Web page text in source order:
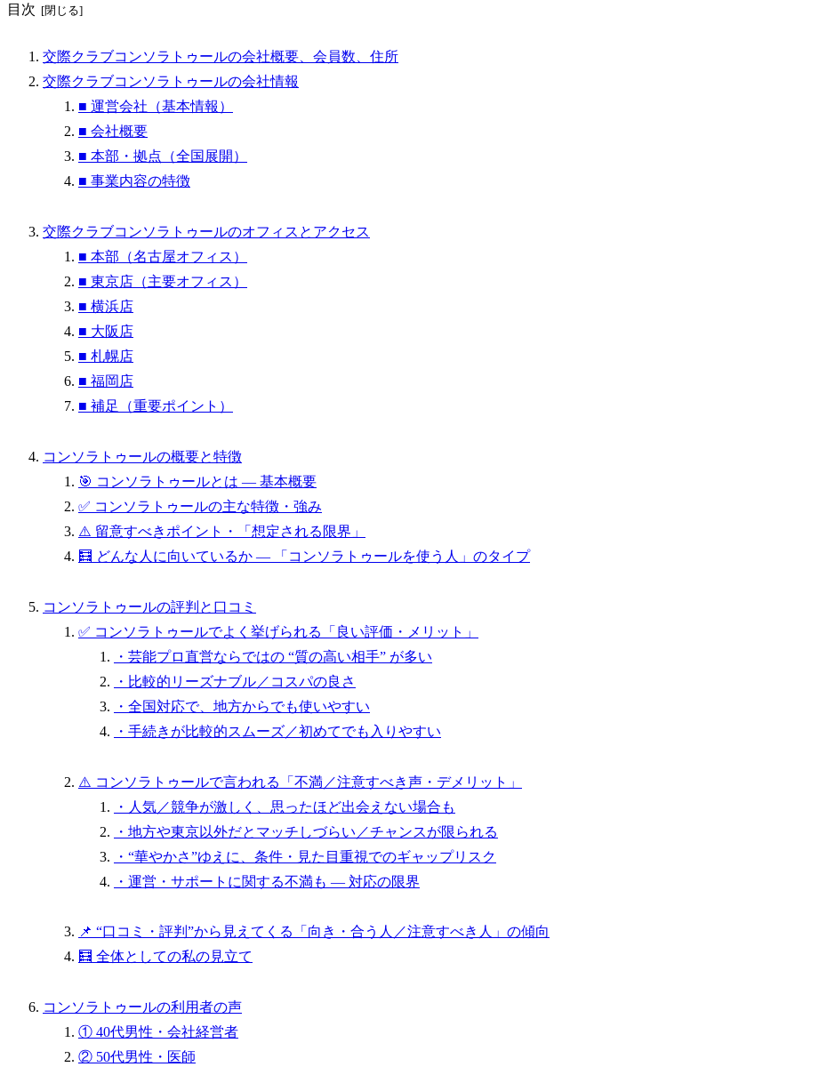
目次
交際クラブコンソラトゥールの会社概要、会員数、住所
交際クラブコンソラトゥールの会社情報
■ 運営会社（基本情報）
■ 会社概要
■ 本部・拠点（全国展開）
■ 事業内容の特徴
交際クラブコンソラトゥールのオフィスとアクセス
■ 本部（名古屋オフィス）
■ 東京店（主要オフィス）
■ 横浜店
■ 大阪店
■ 札幌店
■ 福岡店
■ 補足（重要ポイント）
コンソラトゥールの概要と特徴
🎯 コンソラトゥールとは — 基本概要
✅ コンソラトゥールの主な特徴・強み
⚠️ 留意すべきポイント・「想定される限界」
🧮 どんな人に向いているか — 「コンソラトゥールを使う人」のタイプ
コンソラトゥールの評判と口コミ
✅ コンソラトゥールでよく挙げられる「良い評価・メリット」
・芸能プロ直営ならではの “質の高い相手” が多い
・比較的リーズナブル／コスパの良さ
・全国対応で、地方からでも使いやすい
・手続きが比較的スムーズ／初めてでも入りやすい
⚠️ コンソラトゥールで言われる「不満／注意すべき声・デメリット」
・人気／競争が激しく、思ったほど出会えない場合も
・地方や東京以外だとマッチしづらい／チャンスが限られる
・“華やかさ”ゆえに、条件・見た目重視でのギャップリスク
・運営・サポートに関する不満も — 対応の限界
📌 “口コミ・評判”から見えてくる「向き・合う人／注意すべき人」の傾向
🧮 全体としての私の見立て
コンソラトゥールの利用者の声
① 40代男性・会社経営者
② 50代男性・医師